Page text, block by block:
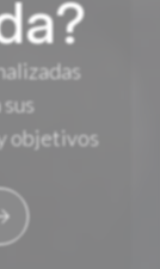
objetivos